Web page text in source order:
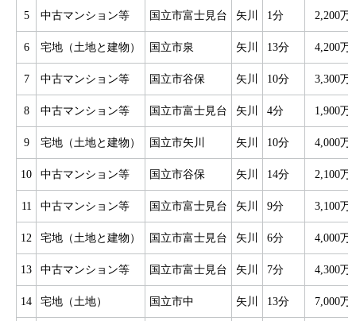
5 中古マンション等 国立市富士見台 矢川 1分 2,200万
6 宅地（土地と建物） 国立市泉 矢川 13分 4,200万
7 中古マンション等 国立市谷保 矢川 10分 3,300万
8 中古マンション等 国立市富士見台 矢川 4分 1,900万
9 宅地（土地と建物） 国立市矢川 矢川 10分 4,000万
10 中古マンション等 国立市谷保 矢川 14分 2,100万
11 中古マンション等 国立市富士見台 矢川 9分 3,100万
12 宅地（土地と建物） 国立市富士見台 矢川 6分 4,000万
13 中古マンション等 国立市富士見台 矢川 7分 4,300万
14 宅地（土地） 国立市中 矢川 13分 7,000万